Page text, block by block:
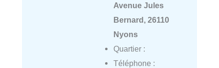
Avenue Jules
Bernard, 26110
Nyons
Quartier :
Téléphone :